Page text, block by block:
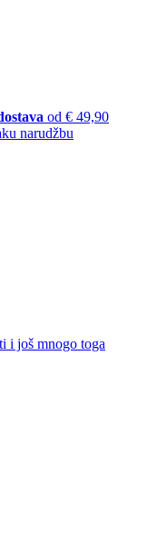
od € 49,90
narudžbu
i još mnogo toga